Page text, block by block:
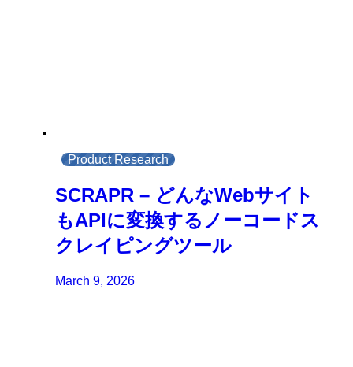
Product Research
SCRAPR – どんなWebサイト
もAPIに変換するノーコードス
クレイピングツール
March 9, 2026